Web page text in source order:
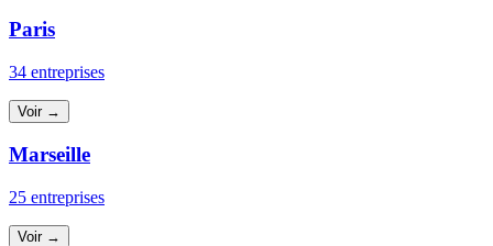
Paris
34 entreprises
Voir →
Marseille
25 entreprises
Voir →